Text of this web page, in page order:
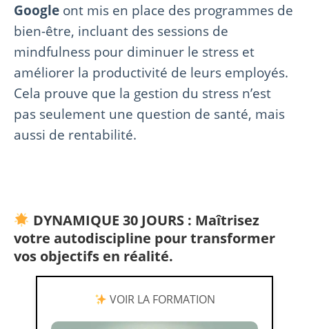
Google ont mis en place des programmes de
bien-être, incluant des sessions de
mindfulness pour diminuer le stress et
améliorer la productivité de leurs employés.
Cela prouve que la gestion du stress n’est
pas seulement une question de santé, mais
aussi de rentabilité.
DYNAMIQUE 30 JOURS : Maîtrisez
votre autodiscipline pour transformer
vos objectifs en réalité.
VOIR LA FORMATION